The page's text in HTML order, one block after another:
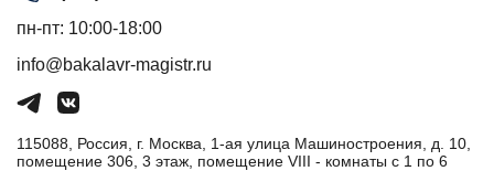
пн-пт: 10:00-18:00
info@bakalavr-magistr.ru
115088, Россия, г. Москва, 1-ая улица Машиностроения, д. 10,
помещение 306, 3 этаж, помещение VIII - комнаты с 1 по 6